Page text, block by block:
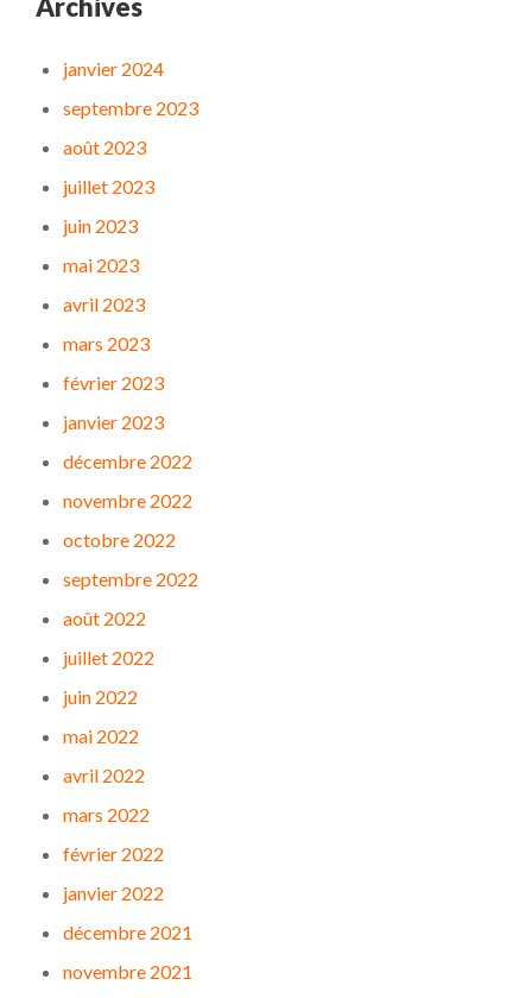
Archives
janvier 2024
septembre 2023
août 2023
juillet 2023
juin 2023
mai 2023
avril 2023
mars 2023
février 2023
janvier 2023
décembre 2022
novembre 2022
octobre 2022
septembre 2022
août 2022
juillet 2022
juin 2022
mai 2022
avril 2022
mars 2022
février 2022
janvier 2022
décembre 2021
novembre 2021